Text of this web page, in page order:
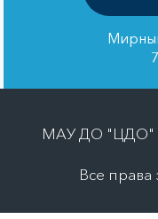
МАУ ДО "ЦДО"
Все